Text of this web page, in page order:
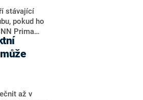
Ministři s
ukazovat
CNN Prima
stávající
pokud ho
Prima
hejtman
takto mohl
dnes
dotaz
ODS
až v